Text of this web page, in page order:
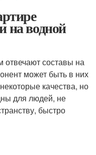
на водной
отвечают составы на
может быть в них
качества, но
для людей, не
быстро